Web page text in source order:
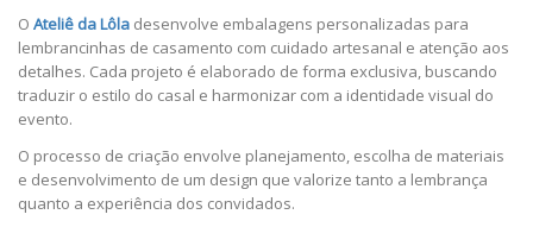
O Ateliê da Lôla desenvolve embalagens personalizadas para
lembrancinhas de casamento com cuidado artesanal e atenção aos
detalhes. Cada projeto é elaborado de forma exclusiva, buscando
traduzir o estilo do casal e harmonizar com a identidade visual do
evento.
O processo de criação envolve planejamento, escolha de materiais
e desenvolvimento de um design que valorize tanto a lembrança
quanto a experiência dos convidados.